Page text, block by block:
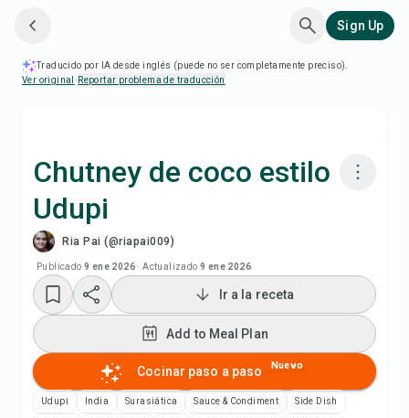
Sign Up
Traducido por IA desde inglés (puede no ser completamente preciso).
Ver original · Reportar problema de traducción
Chutney de coco estilo
Udupi
Ria Pai (@riapai009)
Publicado 9 ene 2026 ·Actualizado 9 ene 2026
Ver video de la receta
Add to Meal Plan
Add to Shopping List
Ir a la receta
Add to Meal Plan
Cocinar paso a paso Nuevo
Udupi India Surasiática Sauce & Condiment Side Dish